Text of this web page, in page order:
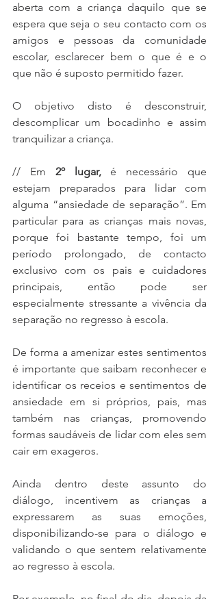
aberta com a criança daquilo que se
espera que seja o seu contacto com os
amigos e pessoas da comunidade
escolar, esclarecer bem o que é e o
que não é suposto permitido fazer.
O objetivo disto é desconstruir,
descomplicar um bocadinho e assim
tranquilizar a criança.
// Em 2º lugar, é necessário que
estejam preparados para lidar com
alguma “ansiedade de separação”. Em
particular para as crianças mais novas,
porque foi bastante tempo, foi um
período prolongado, de contacto
exclusivo com os pais e cuidadores
principais, então pode ser
especialmente stressante a vivência da
separação no regresso à escola.
De forma a amenizar estes sentimentos
é importante que saibam reconhecer e
identificar os receios e sentimentos de
ansiedade em si próprios, pais, mas
também nas crianças, promovendo
formas saudáveis de lidar com eles sem
cair em exageros.
Ainda dentro deste assunto do
diálogo, incentivem as crianças a
expressarem as suas emoções,
disponibilizando-se para o diálogo e
validando o que sentem relativamente
ao regresso à escola.